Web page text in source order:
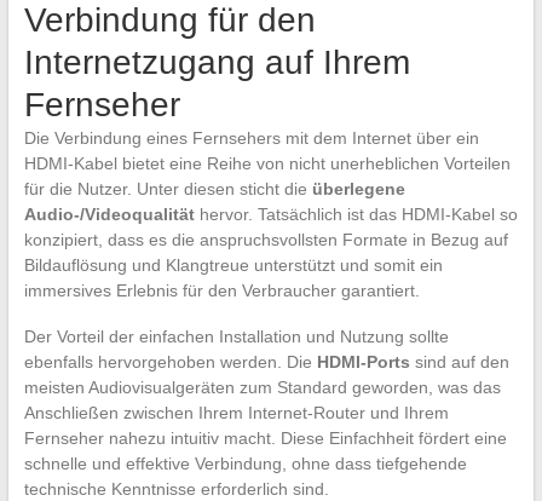
Verbindung für den
Internetzugang auf Ihrem
Fernseher
Die Verbindung eines Fernsehers mit dem Internet über ein
HDMI-Kabel bietet eine Reihe von nicht unerheblichen Vorteilen
für die Nutzer. Unter diesen sticht die überlegene
Audio-/Videoqualitäthervor. Tatsächlich ist das HDMI-Kabel so
konzipiert, dass es die anspruchsvollsten Formate in Bezug auf
Bildauflösung und Klangtreue unterstützt und somit ein
immersives Erlebnis für den Verbraucher garantiert.
Der Vorteil der einfachen Installation und Nutzung sollte
ebenfalls hervorgehoben werden. Die HDMI-Ports sind auf den
meisten Audiovisualgeräten zum Standard geworden, was das
Anschließen zwischen Ihrem Internet-Router und Ihrem
Fernseher nahezu intuitiv macht. Diese Einfachheit fördert eine
schnelle und effektive Verbindung, ohne dass tiefgehende
technische Kenntnisse erforderlich sind.